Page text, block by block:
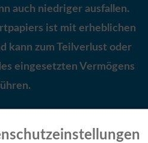
auch niedriger ausfallen.
ist mit erheblichen
kann zum Teilverlust oder
eingesetzten Vermögens